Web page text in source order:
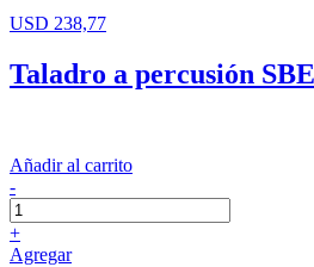
USD 238,77
Taladro a percusión
Añadir al carrito
-
+
Agregar